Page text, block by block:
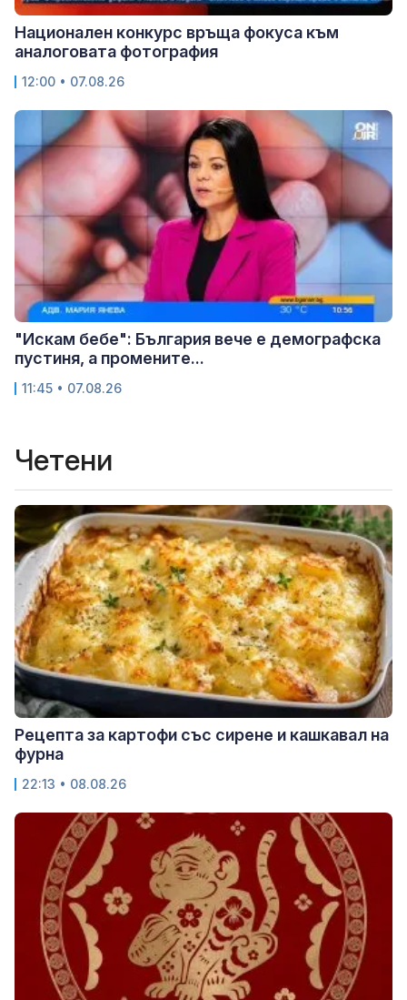
Национален конкурс връща фокуса към
аналоговата фотография
12:00 • 07.08.26
"Искам бебе": България вече е демографска
пустиня, а промените...
11:45 • 07.08.26
Четени
Рецепта за картофи със сирене и кашкавал на
фурна
22:13 • 08.08.26